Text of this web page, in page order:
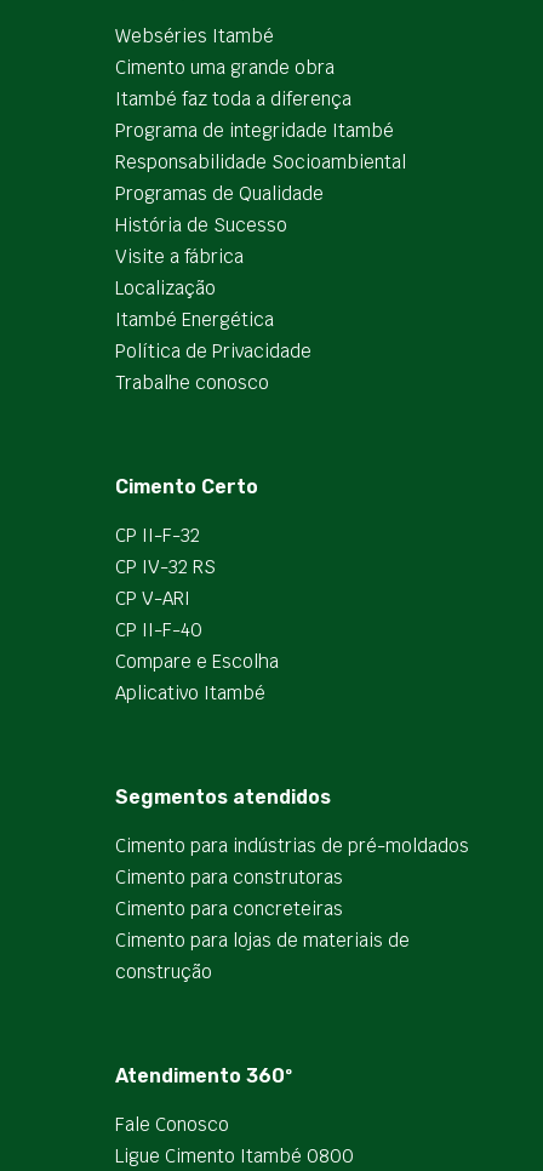
Webséries Itambé
Cimento uma grande obra
Itambé faz toda a diferença
Programa de integridade Itambé
Responsabilidade Socioambiental
Programas de Qualidade
História de Sucesso
Visite a fábrica
Localização
Itambé Energética
Política de Privacidade
Trabalhe conosco
Cimento Certo
CP II-F-32
CP IV-32 RS
CP V-ARI
CP II-F-40
Compare e Escolha
Aplicativo Itambé
Segmentos atendidos
Cimento para indústrias de pré-moldados
Cimento para construtoras
Cimento para concreteiras
Cimento para lojas de materiais de
construção
Atendimento 360º
Fale Conosco
Ligue Cimento Itambé 0800